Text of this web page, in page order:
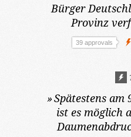
Bürger
Provinz
39 approvals
»Spätestens am
ist es möglich